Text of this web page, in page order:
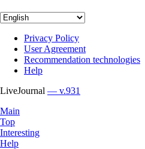
Privacy Policy
User Agreement
Recommendation technologies
Help
LiveJournal — v.931
Main
Top
Interesting
Help